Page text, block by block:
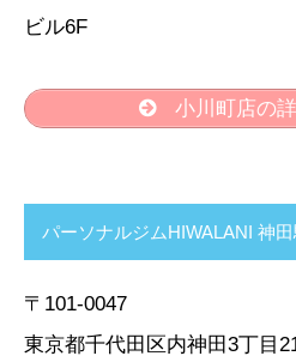
ビル6F
小川町店の
パーソナルジムHIWALANI 神
〒101-0047
東京都千代田区内神田3丁目